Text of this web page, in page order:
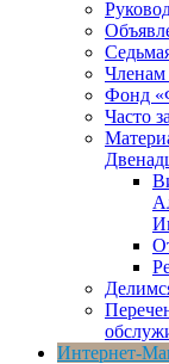
Фонд
Часто
Интернет-